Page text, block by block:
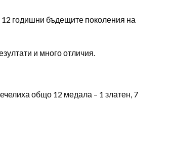
12 годишни бъдещите поколения на
и много отличия.
общо 12 медала – 1 златен, 7